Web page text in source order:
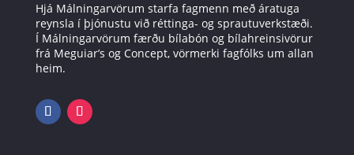
Hjá Málningarvörum starfa fagmenn með áratuga
reynsla í þjónustu við réttinga- og sprautuverkstæði.
Í Málningarvörum færðu bílabón og bílahreinsivörur
frá Meguiar’s og Concept, vörmerki fagfólks um allan
heim.